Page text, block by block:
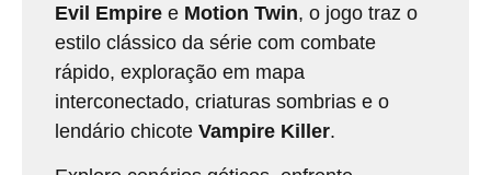
Evil Empire e Motion Twin, o jogo traz o
estilo clássico da série com combate
rápido, exploração em mapa
interconectado, criaturas sombrias e o
lendário chicote Vampire Killer.